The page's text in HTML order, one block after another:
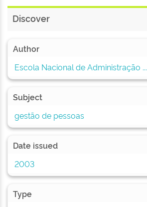
Discover
Author
Escola Nacional de Administração ...
Subject
gestão de pessoas
Date issued
2003
Type